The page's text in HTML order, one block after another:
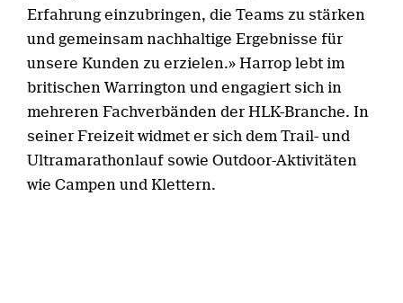
Erfahrung einzubringen, die Teams zu stärken
und gemeinsam nachhaltige Ergebnisse für
unsere Kunden zu erzielen.» Harrop lebt im
britischen Warrington und engagiert sich in
mehreren Fachverbänden der HLK-Branche. In
seiner Freizeit widmet er sich dem Trail- und
Ultramarathonlauf sowie Outdoor-Aktivitäten
wie Campen und Klettern.